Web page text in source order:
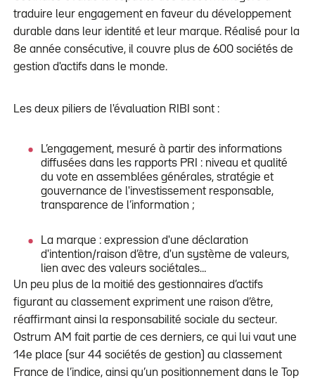
traduire leur engagement en faveur du développement
durable dans leur identité et leur marque. Réalisé pour la
8e année consécutive, il couvre plus de 600 sociétés de
gestion d'actifs dans le monde.
Les deux piliers de l'évaluation RIBI sont :
L’engagement, mesuré à partir des informations
diffusées dans les rapports PRI : niveau et qualité
du vote en assemblées générales, stratégie et
gouvernance de l'investissement responsable,
transparence de l’information ;
La marque : expression d'une déclaration
d'intention/raison d’être, d'un système de valeurs,
lien avec des valeurs sociétales…
Un peu plus de la moitié des gestionnaires d’actifs
figurant au classement expriment une raison d’être,
réaffirmant ainsi la responsabilité sociale du secteur.
Ostrum AM fait partie de ces derniers, ce qui lui vaut une
14e place (sur 44 sociétés de gestion) au classement
France de l’indice, ainsi qu’un positionnement dans le Top